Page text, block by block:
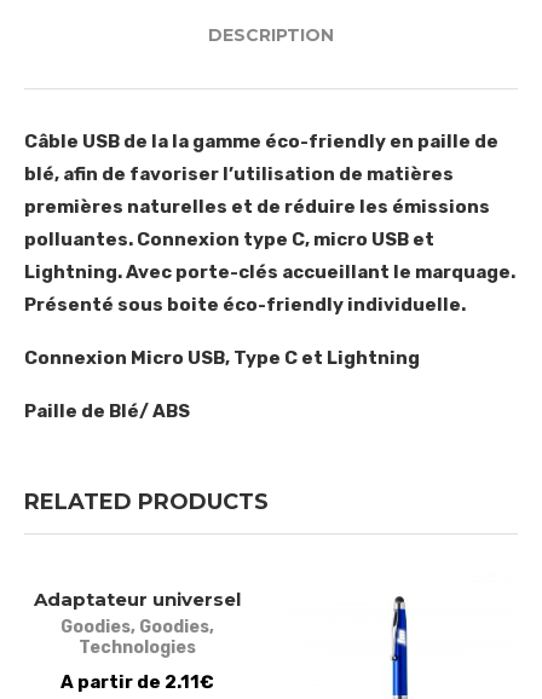
DESCRIPTION
Câble USB de la la gamme éco-friendly en paille de
blé, afin de favoriser l’utilisation de matières
premières naturelles et de réduire les émissions
polluantes. Connexion type C, micro USB et
Lightning. Avec porte-clés accueillant le marquage.
Présenté sous boite éco-friendly individuelle.
Connexion Micro USB, Type C et Lightning
Paille de Blé/ ABS
RELATED PRODUCTS
Adaptateur universel
Goodies, Goodies,
Technologies
A partir de 2.11€